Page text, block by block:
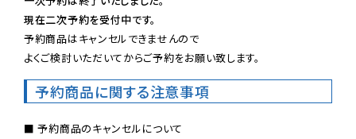
現在二次予約を受付中です。
予約商品はキャンセルできませんので
よくご検討いただいてからご予約をお願い致します。
予約商品に関する注意事項